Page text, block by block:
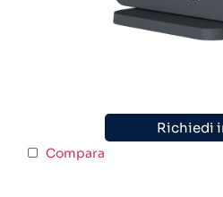
Richiedi
Compara